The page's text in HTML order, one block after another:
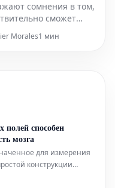
сомнения в том,
сможет
вложить в
Morales1 мин
способен
мозга
для измерения
конструкции
более сложным